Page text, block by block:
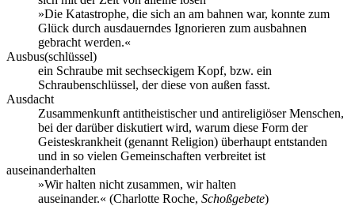
»Die Katastrophe, die sich an am bahnen war, konnte zum
Glück durch ausdauerndes Ignorieren zum ausbahnen
gebracht werden.«
Ausbus(schlüssel)
ein Schraube mit sechseckigem Kopf, bzw. ein
Schraubenschlüssel, der diese von außen fasst.
Ausdacht
Zusammenkunft antitheistischer und antireligiöser Menschen,
bei der darüber diskutiert wird, warum diese Form der
Geisteskrankheit (genannt Religion) überhaupt entstanden
und in so vielen Gemeinschaften verbreitet ist
auseinanderhalten
»Wir halten nicht zusammen, wir halten
auseinander.« (Charlotte Roche, Schoßgebete)